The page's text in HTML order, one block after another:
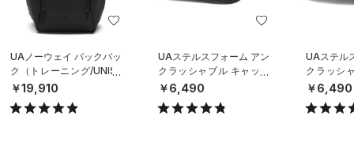
UAノーウェイ バックパッ
ク（トレーニング/UNISE
X）
￥19,910
UAステルスフォーム アン
クラッシャブル キャップ
（ライフスタイル/UNISE
￥6,490
UAステル
クラッシ
（ライフ
￥6,490